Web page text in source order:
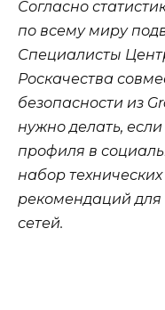
Согласно
по всему миру
Специалисты
Роскачества
безопасности из
нужно делать,
профиля в
набор
рекомендаций для
сетей.